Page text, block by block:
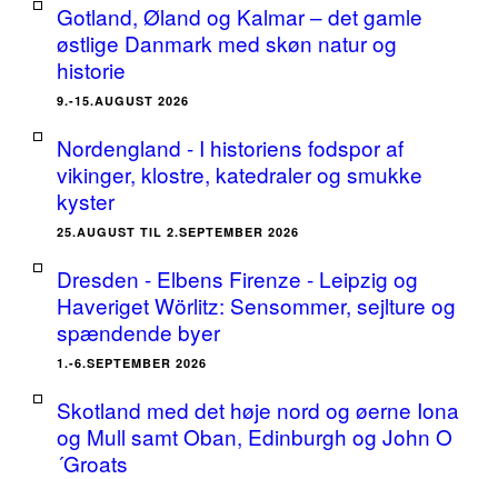
Gotland, Øland og Kalmar – det gamle
østlige Danmark med skøn natur og
historie
9.-15.AUGUST 2026
Nordengland - I historiens fodspor af
vikinger, klostre, katedraler og smukke
kyster
25.AUGUST TIL 2.SEPTEMBER 2026
Dresden - Elbens Firenze - Leipzig og
Haveriget Wörlitz: Sensommer, sejlture og
spændende byer
1.-6.SEPTEMBER 2026
Skotland med det høje nord og øerne Iona
og Mull samt Oban, Edinburgh og John O
´Groats